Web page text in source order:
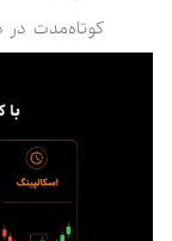
کوتاه‌مدت در